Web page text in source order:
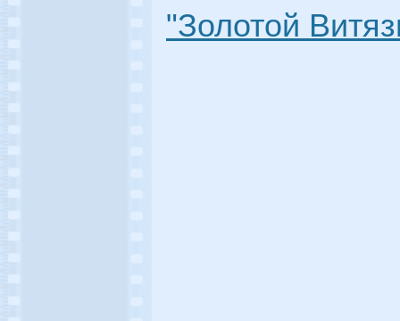
"Золотой